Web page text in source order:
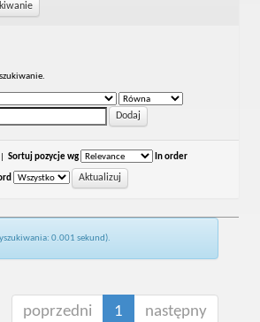
Sortuj pozycje wg In order
0.001 sekund).
poprzedni 1 następny